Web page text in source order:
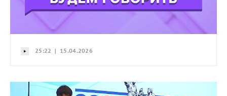
25:22 | 15.04.2026